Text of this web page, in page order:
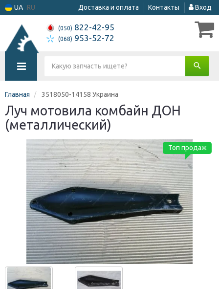
UA RU Доставка и оплата Контакты Вход
(050) 822-42-95
(068) 953-52-72
Главная 3518050-14158 Украина
Луч мотовила комбайн ДОН
(металлический)
Топ продаж